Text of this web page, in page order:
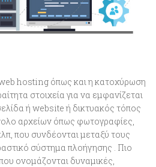
hosting όπως και η κατοχύρωση
στοιχεία για να εμφανίζεται
ή website ή δικτυακός τόπος
αρχείων όπως φωτογραφίες,
που συνδέονται μεταξύ τους
σύστημα πλοήγησης . Πιο
ονομάζονται δυναμικές,